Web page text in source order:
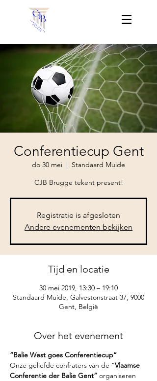
Conferentiecup Gent
do 30 mei
  |
Standaard Muide
CJB Brugge tekent present!
Registratie is afgesloten
Andere evenementen bekijken
Tijd en locatie
30 mei 2019, 13:30 – 19:10
Standaard Muide, Galvestonstraat 37, 9000
Gent, België
Over het evenement
“Balie West goes Conferentiecup”
Onze geliefde confraters van de “Vlaamse
Conferentie der Balie Gent” organiseren